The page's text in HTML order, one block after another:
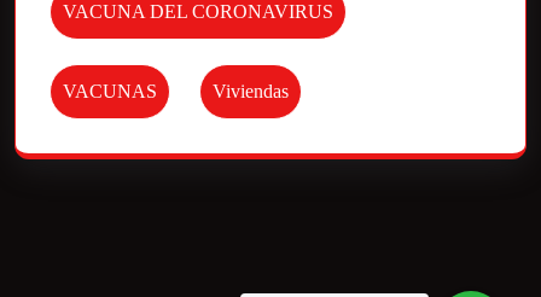
VACUNA DEL CORONAVIRUS
VACUNAS Viviendas